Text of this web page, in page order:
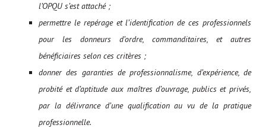
l’OPQU s’est attaché ;
permettre le repérage et l’identification de ces professionnels
pour les donneurs d’ordre, commanditaires, et autres
bénéficiaires selon ces critères ;
donner des garanties de professionnalisme, d’expérience, de
probité et d’aptitude aux maîtres d’ouvrage, publics et privés,
par la délivrance d’une qualification au vu de la pratique
professionnelle.